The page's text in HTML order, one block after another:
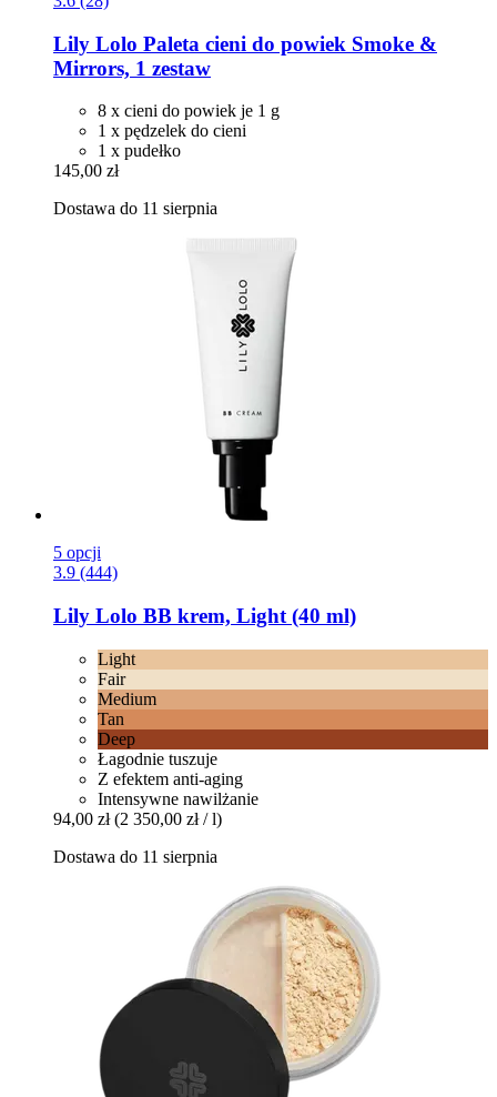
Lily Lolo Paleta cieni do powiek Smoke &
Mirrors, 1 zestaw
8 x cieni do powiek je 1 g
1 x pędzelek do cieni
1 x pudełko
145,00 zł
Dostawa do 11 sierpnia
5 opcji
3.9 (444)
Lily Lolo BB krem, Light (40 ml)
Light
Fair
Medium
Tan
Deep
Łagodnie tuszuje
Z efektem anti-aging
Intensywne nawilżanie
94,00 zł (2 350,00 zł / l)
Dostawa do 11 sierpnia